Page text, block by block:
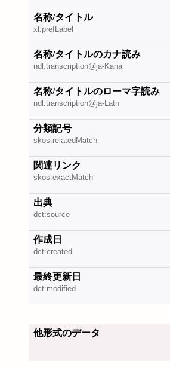
名称/タイトル
xl:prefLabel
名称/タイトルのカナ読み
ndl:transcription@ja-Kana
名称/タイトルのローマ字読み
ndl:transcription@ja-Latn
分類記号
skos:relatedMatch
関連リンク
skos:exactMatch
出典
dct:source
作成日
dct:created
最終更新日
dct:modified
他形式のデータ